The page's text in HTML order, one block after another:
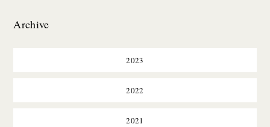
Archive
2023
2022
2021